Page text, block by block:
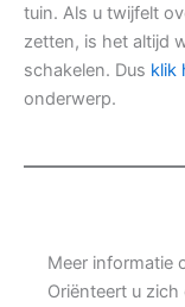
tuin. Als u twijfelt
zetten, is het altijd
schakelen. Dus klik
onderwerp.
Meer informatie
Oriënteert u